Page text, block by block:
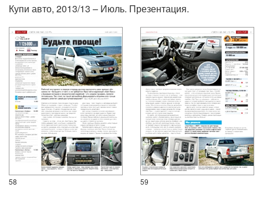
Купи авто, 2013/13 – Июль. Презентация.
58 59